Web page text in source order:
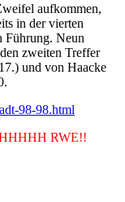
aufkommen,
in der vierten
Führung. Neun
zweiten Treffer
und von Haacke
98-98.html
RWE!!